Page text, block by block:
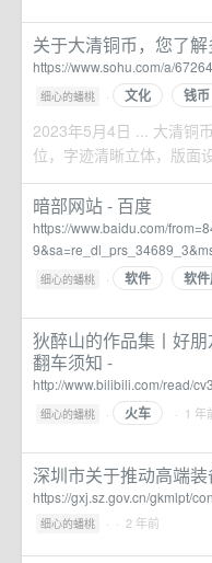
关于大清铜币，您了
https://www.sohu.com/a/
细心的蟠桃 · 文化 钱币
2023年5月4日 ... 大清铜
位，字迹清晰立体，版面
暗部网站 - 百度
https://www.baidu.com/
细心的蟠桃 · 软件 软
狄醉山的作品集丨好
翻车须知 -
http://www.bilibili.com/read/
细心的蟠桃 · 火车 · 1 年
深圳市关于推动高端
https://gxj.sz.gov.cn/gkmlpt/
细心的蟠桃 · · 2 年前